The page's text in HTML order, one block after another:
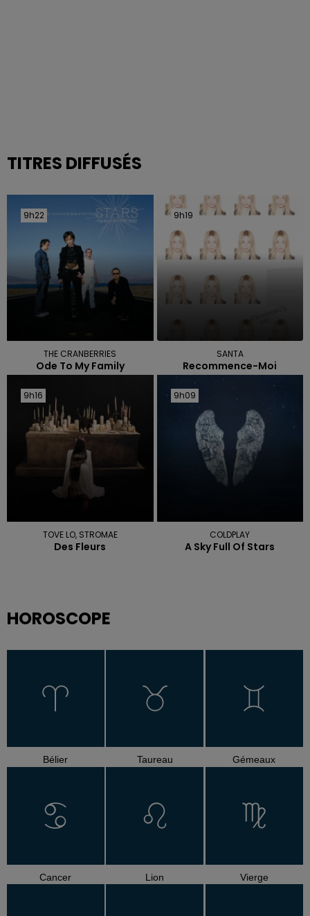
TITRES DIFFUSÉS
9h22
9h22
THE CRANBERRIES
Ode To My Family
9h19
9h19
SANTA
Recommence-Moi
9h16
9h16
TOVE LO, STROMAE
Des Fleurs
9h09
9h09
COLDPLAY
A Sky Full Of Stars
HOROSCOPE
Bélier Taureau Gémeaux
Cancer Lion Vierge